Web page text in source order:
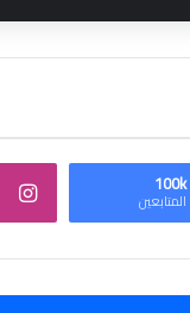
100k
المتابعين